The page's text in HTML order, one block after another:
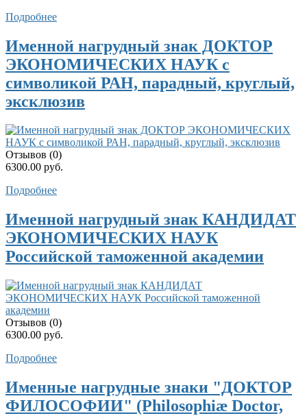
Подробнее
Именной нагрудный знак ДОКТОР
ЭКОНОМИЧЕСКИХ НАУК с
символикой РАН, парадный, круглый,
эксклюзив
Отзывов (0)
6300.00 руб.
Подробнее
Именной нагрудный знак КАНДИДАТ
ЭКОНОМИЧЕСКИХ НАУК
Российской таможенной академии
Отзывов (0)
6300.00 руб.
Подробнее
Именные нагрудные знаки "ДОКТОР
ФИЛОСОФИИ" (Philosophiæ Doctor,